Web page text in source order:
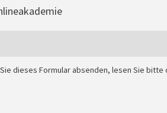
dieses Formular absenden, lesen Sie